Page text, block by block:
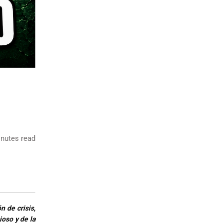
read
de crisis,
y de la